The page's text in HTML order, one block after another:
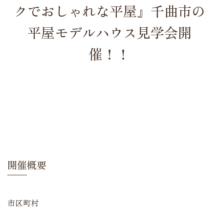
クでおしゃれな平屋』千曲市の
平屋モデルハウス見学会開
催！！
開催概要
市区町村